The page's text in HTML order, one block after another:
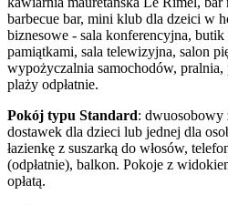
barbecue bar, mini klub dla dzeici w
biznesowe - sala konferencyjna,
pamiątkami, sala telewizyjna, salon
wypożyczalnia samochodów, pralnia,
plaży odpłatnie.
Pokój typu Standard: dwuosobowy
dostawek dla dzieci lub jednej dla
łazienkę z suszarką do włosów,
(odpłatnie), balkon. Pokoje z
opłatą.